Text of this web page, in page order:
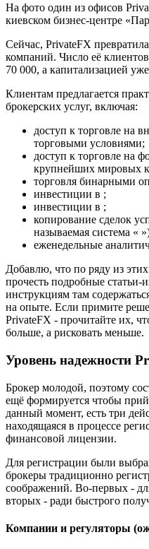
На фото один из офисов
киевском бизнес-центре
Сейчас, PrivateFX
компаний. Число её
70 000, а капитализацией
Клиентам предлагается
брокерских услуг, включая:
доступ к торговле на
торговыми условиями;
доступ к торговле на
крупнейших мировых
торговля бинарными
инвестиции в ;
инвестиции в ;
копирование сделок
называемая система «
еженедельные
Добавлю, что по ряду из
прочесть подробные
инструкциям там
на опыте. Если примите
PrivateFX - прочитайте их,
больше, а рисковать меньше.
Уровень надежности
Брокер молодой, поэтому
ещё формируется чтобы
данный момент, есть три
находящаяся в процессе
финансовой лицензии.
Для регистрации были
брокеры традиционно
соображений. Во-первых -
вторых - ради быстрого
Компании и регуляторы